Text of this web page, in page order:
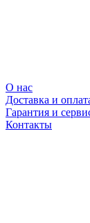
О нас
Доставка и
Гарантия и
Контакты